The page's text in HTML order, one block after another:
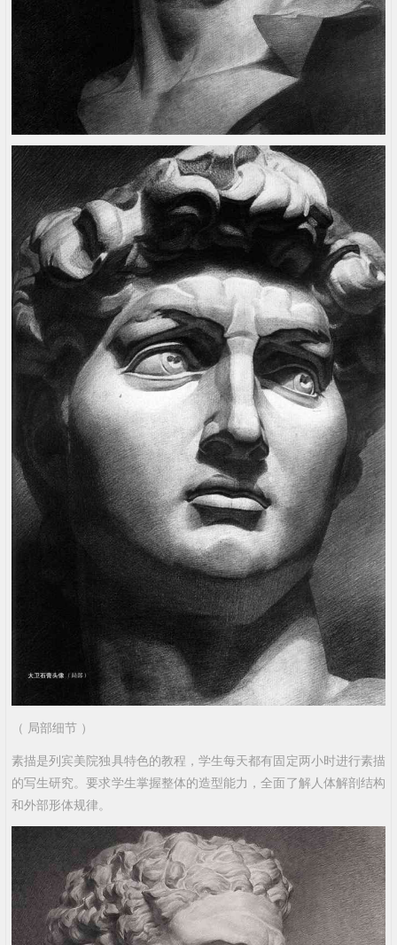
（ 局部细节 ）
素描是列宾美院独具特色的教程，学生每天都有固定两小时进行素描
的写生研究。要求学生掌握整体的造型能力，全面了解人体解剖结构
和外部形体规律。